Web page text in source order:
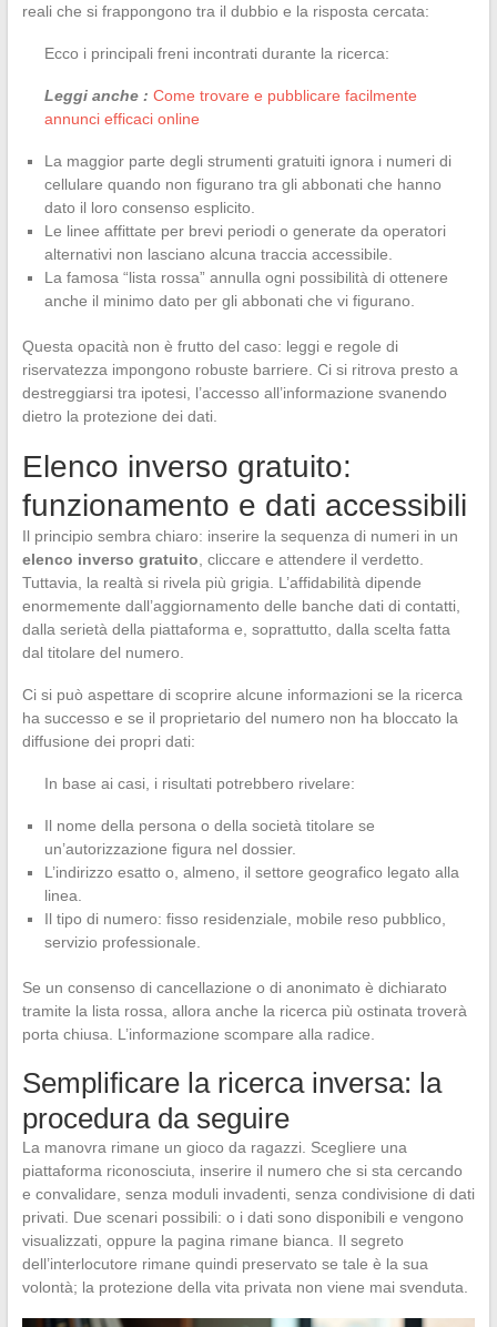
reali che si frappongono tra il dubbio e la risposta cercata:
Ecco i principali freni incontrati durante la ricerca:
Leggi anche : Come trovare e pubblicare facilmente
annunci efficaci online
La maggior parte degli strumenti gratuiti ignora i numeri di
cellulare quando non figurano tra gli abbonati che hanno
dato il loro consenso esplicito.
Le linee affittate per brevi periodi o generate da operatori
alternativi non lasciano alcuna traccia accessibile.
La famosa “lista rossa” annulla ogni possibilità di ottenere
anche il minimo dato per gli abbonati che vi figurano.
Questa opacità non è frutto del caso: leggi e regole di
riservatezza impongono robuste barriere. Ci si ritrova presto a
destreggiarsi tra ipotesi, l’accesso all’informazione svanendo
dietro la protezione dei dati.
Elenco inverso gratuito:
funzionamento e dati accessibili
Il principio sembra chiaro: inserire la sequenza di numeri in un
elenco inverso gratuito , cliccare e attendere il verdetto.
Tuttavia, la realtà si rivela più grigia. L’affidabilità dipende
enormemente dall’aggiornamento delle banche dati di contatti,
dalla serietà della piattaforma e, soprattutto, dalla scelta fatta
dal titolare del numero.
Ci si può aspettare di scoprire alcune informazioni se la ricerca
ha successo e se il proprietario del numero non ha bloccato la
diffusione dei propri dati:
In base ai casi, i risultati potrebbero rivelare:
Il nome della persona o della società titolare se
un’autorizzazione figura nel dossier.
L’indirizzo esatto o, almeno, il settore geografico legato alla
linea.
Il tipo di numero: fisso residenziale, mobile reso pubblico,
servizio professionale.
Se un consenso di cancellazione o di anonimato è dichiarato
tramite la lista rossa, allora anche la ricerca più ostinata troverà
porta chiusa. L’informazione scompare alla radice.
Semplificare la ricerca inversa: la
procedura da seguire
La manovra rimane un gioco da ragazzi. Scegliere una
piattaforma riconosciuta, inserire il numero che si sta cercando
e convalidare, senza moduli invadenti, senza condivisione di dati
privati. Due scenari possibili: o i dati sono disponibili e vengono
visualizzati, oppure la pagina rimane bianca. Il segreto
dell’interlocutore rimane quindi preservato se tale è la sua
volontà; la protezione della vita privata non viene mai svenduta.